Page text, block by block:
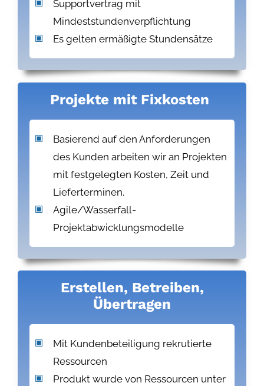
Supportvertrag mit
Mindeststundenverpflichtung
Es gelten ermäßigte Stundensätze
Projekte mit Fixkosten
Basierend auf den Anforderungen
des Kunden arbeiten wir an Projekten
mit festgelegten Kosten, Zeit und
Lieferterminen.
Agile/Wasserfall-
Projektabwicklungsmodelle
Erstellen, Betreiben,
Übertragen
Mit Kundenbeteiligung rekrutierte
Ressourcen
Produkt wurde von Ressourcen unter